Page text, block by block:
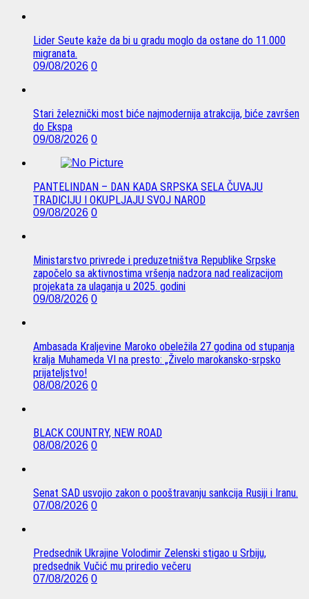
Lider Seute kaže da bi u gradu moglo da ostane do 11.000
migranata.
09/08/2026 0
Stari železnički most biće najmodernija atrakcija, biće završen
do Ekspa
09/08/2026 0
PANTELINDAN – DAN KADA SRPSKA SELA ČUVAJU
TRADICIJU I OKUPLJAJU SVOJ NAROD
09/08/2026 0
Ministarstvo privrede i preduzetništva Republike Srpske
započelo sa aktivnostima vršenja nadzora nad realizacijom
projekata za ulaganja u 2025. godini
09/08/2026 0
Ambasada Kraljevine Maroko obeležila 27 godina od stupanja
kralja Muhameda VI na presto: „Živelo marokansko-srpsko
prijateljstvo!
08/08/2026 0
BLACK COUNTRY, NEW ROAD
08/08/2026 0
Senat SAD usvojio zakon o pooštravanju sankcija Rusiji i Iranu.
07/08/2026 0
Predsednik Ukrajine Volodimir Zelenski stigao u Srbiju,
predsednik Vučić mu priredio večeru
07/08/2026 0